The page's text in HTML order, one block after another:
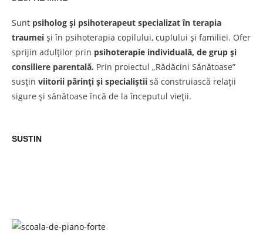
Sunt psiholog și psihoterapeut specializat în terapia
traumei și în psihoterapia copilului, cuplului și familiei. Ofer
sprijin adulților prin psihoterapie individuală, de grup și
consiliere parentală. Prin proiectul „Rădăcini Sănătoase”
susțin viitorii părinți și specialiștii să construiască relații
sigure și sănătoase încă de la începutul vieții.
SUSTIN